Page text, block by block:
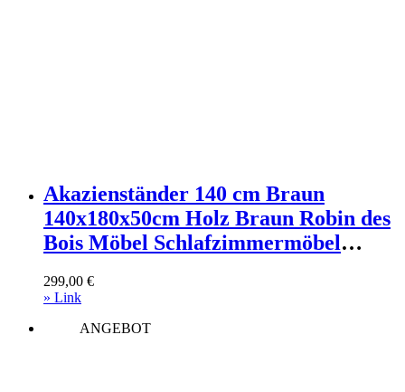
Akazienständer 140 cm Braun
140x180x50cm Holz Braun Robin des
Bois Möbel Schlafzimmermöbel
299,00 €
» Link
ANGEBOT